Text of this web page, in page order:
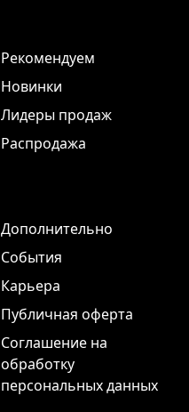
Рекомендуем
Новинки
Лидеры продаж
Распродажа
Дополнительно
События
Карьера
Публичная оферта
Соглашение на
обработку
персональных данных